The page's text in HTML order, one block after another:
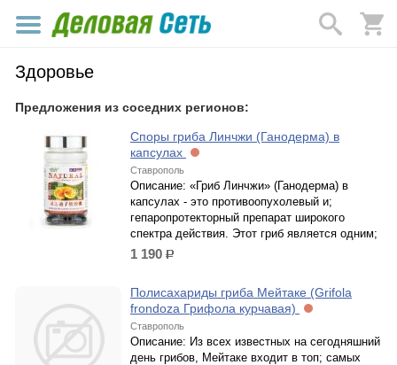
Здоровье
Предложения из соседних регионов:
Споры гриба Линчжи (Ганодерма) в
капсулах
Ставрополь
Описание: «Гриб Линчжи» (Ганодерма) в
капсулах - это противоопухолевый и;
гепаропротекторный препарат широкого
спектра действия. Этот гриб является одним;
1 190 р.
Полисахариды гриба Мейтаке (Grifola
frondoza Грифола курчавая)
Ставрополь
Описание: Из всех известных на сегодняшний
день грибов, Мейтаке входит в топ; самых